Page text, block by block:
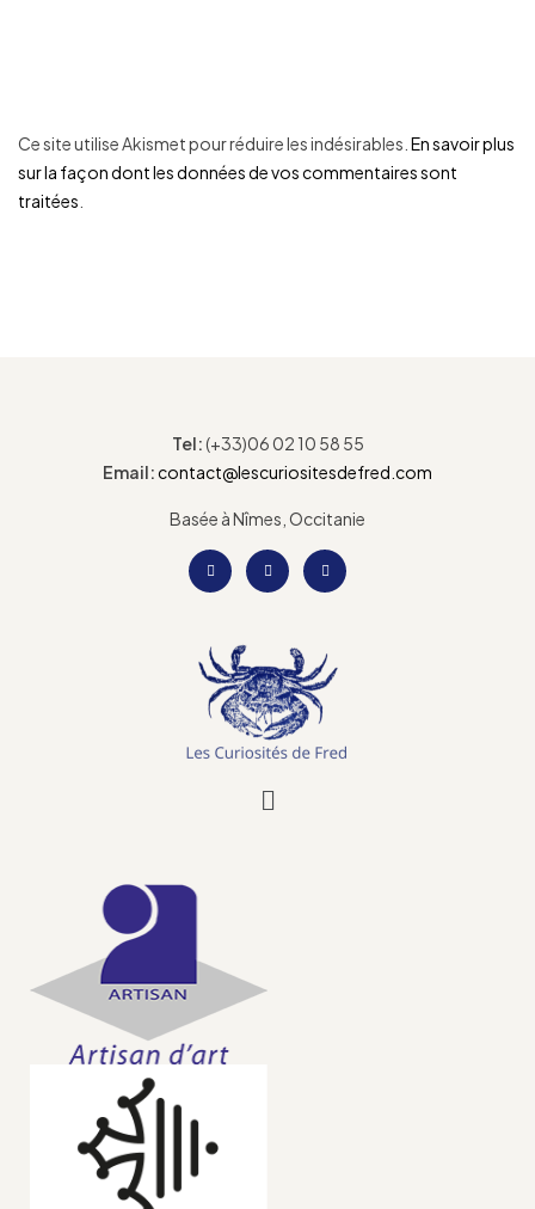
Ce site utilise Akismet pour réduire les indésirables. En savoir plus
sur la façon dont les données de vos commentaires sont
traitées
Tel:(+33)06 02 10 58 55
Email:contact@lescuriositesdefred.com
Basée à Nîmes, Occitanie